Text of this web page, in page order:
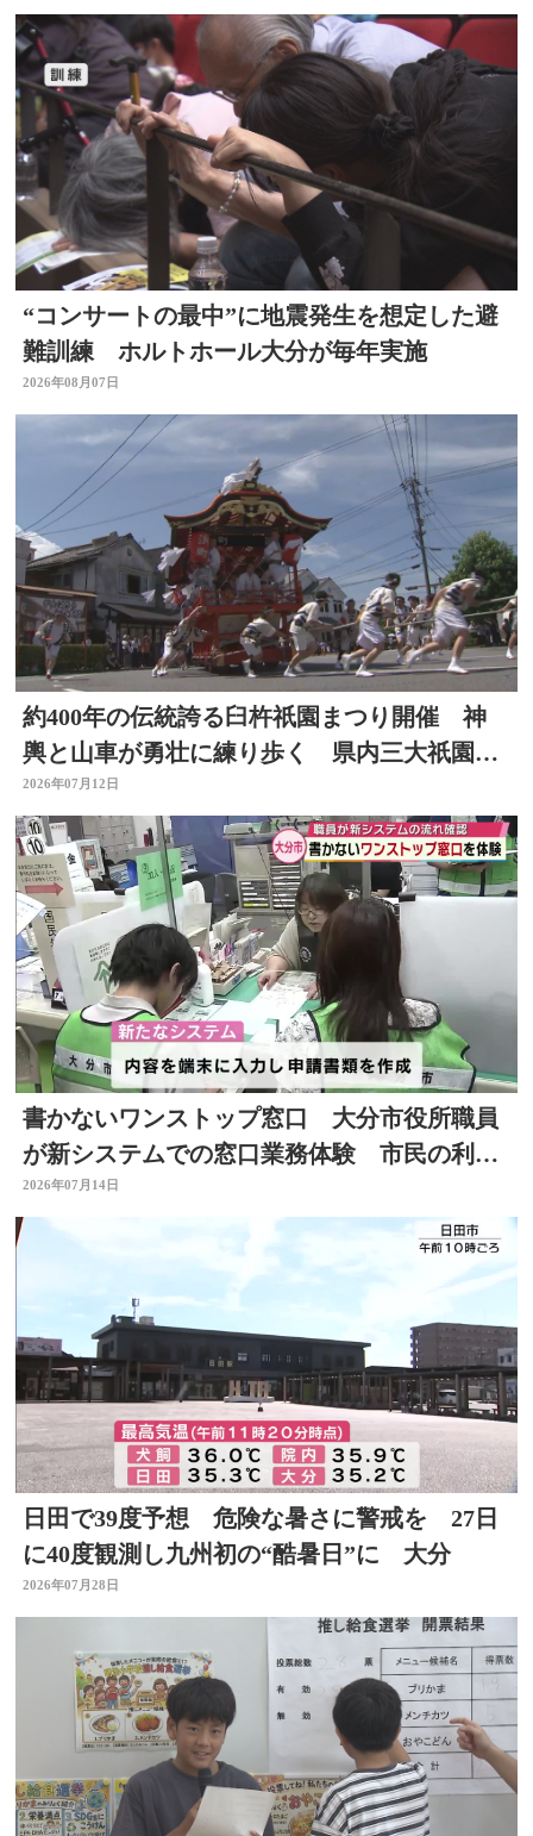
“コンサートの最中”に地震発生を想定した避
難訓練 ホルトホール大分が毎年実施
2026年08月07日
約400年の伝統誇る臼杵祇園まつり開催 神
輿と山車が勇壮に練り歩く 県内三大祇園の
１つ 大分
2026年07月12日
書かないワンストップ窓口 大分市役所職員
が新システムでの窓口業務体験 市民の利便
性向上と業務効率化へ
2026年07月14日
日田で39度予想 危険な暑さに警戒を 27日
に40度観測し九州初の“酷暑日”に 大分
2026年07月28日